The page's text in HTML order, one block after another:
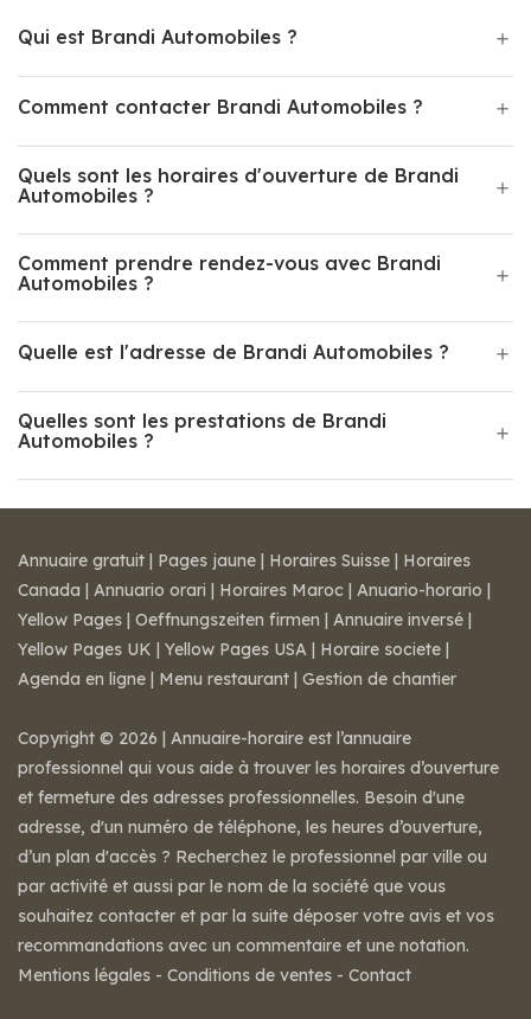
Qui est Brandi Automobiles ?
Comment contacter Brandi Automobiles ?
Quels sont les horaires d'ouverture de Brandi
Automobiles ?
Comment prendre rendez-vous avec Brandi
Automobiles ?
Quelle est l'adresse de Brandi Automobiles ?
Quelles sont les prestations de Brandi
Automobiles ?
Annuaire gratuit | Pages jaune | Horaires Suisse | Horaires
Canada | Annuario orari | Horaires Maroc | Anuario-horario |
Yellow Pages | Oeffnungszeiten firmen | Annuaire inversé |
Yellow Pages UK | Yellow Pages USA | Horaire societe |
Agenda en ligne | Menu restaurant | Gestion de chantier
Copyright © 2026 | Annuaire-horaire est l’annuaire
professionnel qui vous aide à trouver les horaires d’ouverture
et fermeture des adresses professionnelles. Besoin d'une
adresse, d'un numéro de téléphone, les heures d’ouverture,
d’un plan d'accès ? Recherchez le professionnel par ville ou
par activité et aussi par le nom de la société que vous
souhaitez contacter et par la suite déposer votre avis et vos
recommandations avec un commentaire et une notation.
Mentions légales - Conditions de ventes - Contact